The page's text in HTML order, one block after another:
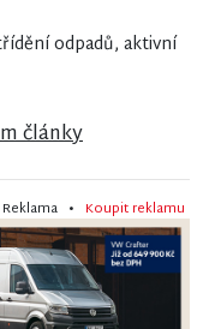
odpadů, aktivní
články
Reklama • Koupit reklamu